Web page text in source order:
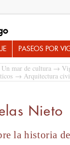
PASEOS POR
Un mar de cultura →
→ Arquitectura
Nieto
la historia